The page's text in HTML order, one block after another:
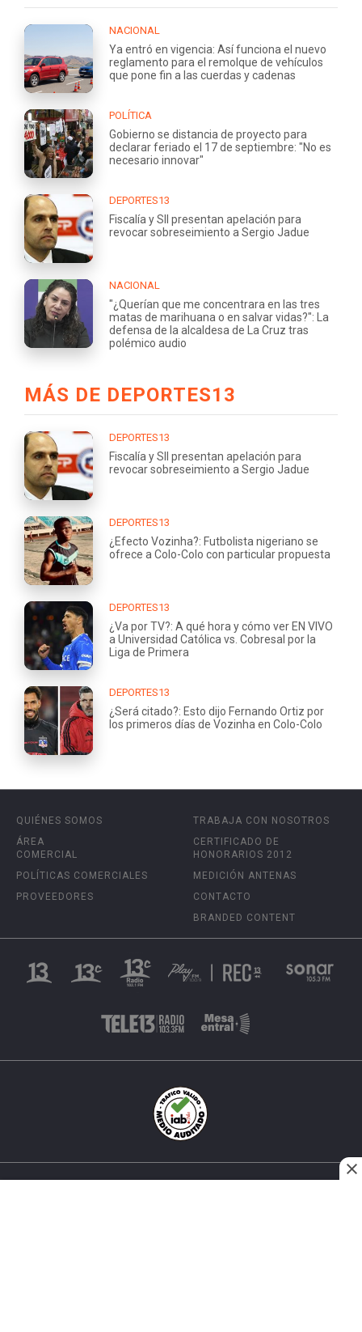
NACIONAL
Ya entró en vigencia: Así funciona el nuevo
reglamento para el remolque de vehículos
que pone fin a las cuerdas y cadenas
POLÍTICA
Gobierno se distancia de proyecto para
declarar feriado el 17 de septiembre: "No es
necesario innovar"
DEPORTES13
Fiscalía y SII presentan apelación para
revocar sobreseimiento a Sergio Jadue
NACIONAL
"¿Querían que me concentrara en las tres
matas de marihuana o en salvar vidas?": La
defensa de la alcaldesa de La Cruz tras
polémico audio
MÁS DE DEPORTES13
DEPORTES13
Fiscalía y SII presentan apelación para
revocar sobreseimiento a Sergio Jadue
DEPORTES13
¿Efecto Vozinha?: Futbolista nigeriano se
ofrece a Colo-Colo con particular propuesta
DEPORTES13
¿Va por TV?: A qué hora y cómo ver EN VIVO
a Universidad Católica vs. Cobresal por la
Liga de Primera
DEPORTES13
¿Será citado?: Esto dijo Fernando Ortiz por
los primeros días de Vozinha en Colo-Colo
QUIÉNES SOMOS
ÁREA
COMERCIAL
POLÍTICAS COMERCIALES
PROVEEDORES
TRABAJA CON NOSOTROS
CERTIFICADO DE
HONORARIOS 2012
MEDICIÓN ANTENAS
CONTACTO
BRANDED CONTENT